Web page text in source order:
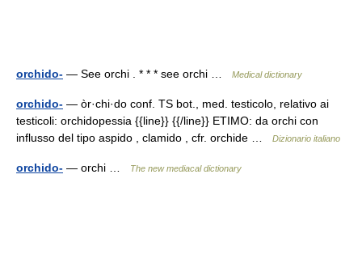
orchido- — See orchi . * * * see orchi … Medical dictionary
orchido- — òr·chi·do conf. TS bot., med. testicolo, relativo ai
testicoli: orchidopessia {{line}} {{/line}} ETIMO: da orchi con
influsso del tipo aspido , clamido , cfr. orchide …
Dizionario italiano
orchido- — orchi … The new mediacal dictionary